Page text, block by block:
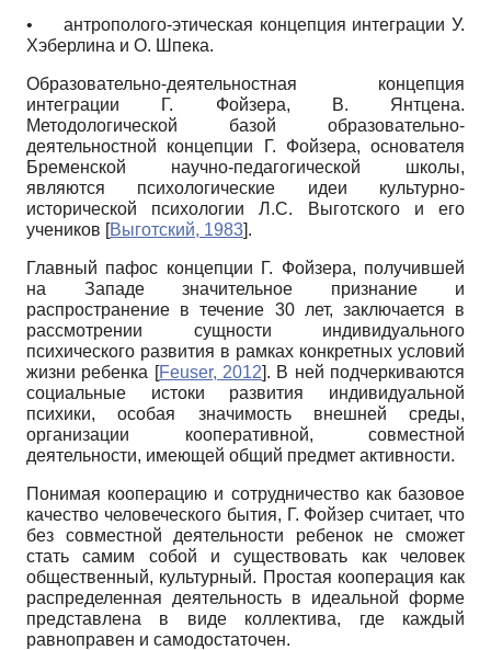
•антрополого-этическая концепция интеграции У.
Хэберлина и О. Шпека.
Образовательно-деятельностная концепция
интеграции Г. Фойзера, В. Янтцена.
Методологической базой образовательно-
деятельностной концепции Г. Фойзера, основателя
Бременской научно-педагогической школы,
являются психологические идеи культурно-
исторической психологии Л.С. Выготского и его
учеников [Выготский, 1983].
Главный пафос концепции Г. Фойзера, получившей
на Западе значительное признание и
распространение в течение 30 лет, заключается в
рассмотрении сущности индивидуального
психического развития в рамках конкретных условий
жизни ребенка [Feuser, 2012]. В ней подчеркиваются
социальные истоки развития индивидуальной
психики, особая значимость внешней среды,
организации кооперативной, совместной
деятельности, имеющей общий предмет активности.
Понимая кооперацию и сотрудничество как базовое
качество человеческого бытия, Г. Фойзер считает, что
без совместной деятельности ребенок не сможет
стать самим собой и существовать как человек
общественный, культурный. Простая кооперация как
распределенная деятельность в идеальной форме
представлена в виде коллектива, где каждый
равноправен и самодостаточен.